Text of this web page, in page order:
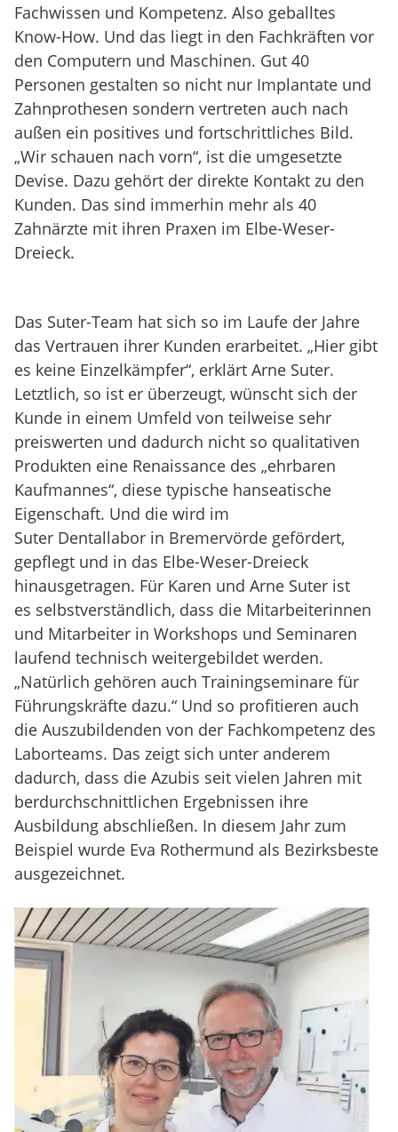
Fachwissen und Kompetenz. Also geballtes
Know-How. Und das liegt in den Fachkräften vor
den Computern und Maschinen. Gut 40
Personen gestalten so nicht nur Implantate und
Zahnprothesen sondern vertreten auch nach
außen ein positives und fortschrittliches Bild.
„Wir schauen nach vorn“, ist die umgesetzte
Devise. Dazu gehört der direkte Kontakt zu den
Kunden. Das sind immerhin mehr als 40
Zahnärzte mit ihren Praxen im Elbe-Weser-
Dreieck.
Das Suter-Team hat sich so im Laufe der Jahre
das Vertrauen ihrer Kunden erarbeitet. „Hier gibt
es keine Einzelkämpfer“, erklärt Arne Suter.
Letztlich, so ist er überzeugt, wünscht sich der
Kunde in einem Umfeld von teilweise sehr
preiswerten und dadurch nicht so qualitativen
Produkten eine Renaissance des „ehrbaren
Kaufmannes“, diese typische hanseatische
Eigenschaft. Und die wird im
Suter Dentallabor in Bremervörde gefördert,
gepflegt und in das Elbe-Weser-Dreieck
hinausgetragen. Für Karen und Arne Suter ist
es selbstverständlich, dass die Mitarbeiterinnen
und Mitarbeiter in Workshops und Seminaren
laufend technisch weitergebildet werden.
„Natürlich gehören auch Trainingseminare für
Führungskräfte dazu.“ Und so profitieren auch
die Auszubildenden von der Fachkompetenz des
Laborteams. Das zeigt sich unter anderem
dadurch, dass die Azubis seit vielen Jahren mit
berdurchschnittlichen Ergebnissen ihre
Ausbildung abschließen. In diesem Jahr zum
Beispiel wurde Eva Rothermund als Bezirksbeste
ausgezeichnet.